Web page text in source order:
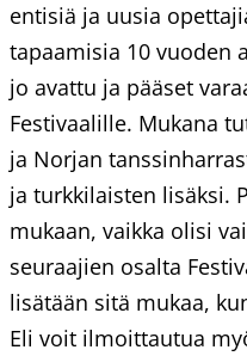
entisiä ja uusia
tapaamisia 10 vuoden
jo avattu ja pääset
Festivaalille. Mukana
ja Norjan
ja turkkilaisten lisäksi.
mukaan, vaikka olisi
seuraajien osalta
lisätään sitä mukaa,
Eli voit ilmoittautua